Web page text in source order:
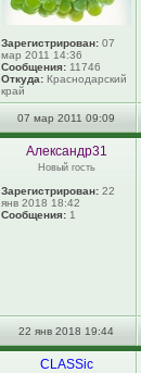
Зарегистрирован: 07
мар 2011 14:36
Сообщения: 11746
Откуда: Краснодарский
край
07 мар 2011 09:09
Александр31
Новый гость
Зарегистрирован: 22
янв 2018 18:42
Сообщения: 1
22 янв 2018 19:44
CLASSic